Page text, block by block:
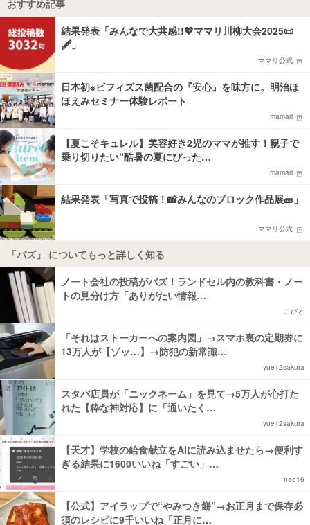
おすすめ記事
結果発表「みんなで大共感!!💖ママリ川柳大会2025📜
🖋️」
ママリ公式
日本初※ビフィズス菌配合の『安心』を味方に。明治ほ
ほえみセミナー体験レポート
mamari
【夏こそキュレル】美容好き2児のママが推す！親子で
乗り切りたい“酷暑の夏にぴった…
mamari
結果発表「写真で投稿！📸みんなのブロック作品展🧱」
ママリ公式
「バズ」 についてもっと詳しく知る
ノート会社の投稿がバズ！ランドセル内の教科書・ノー
トの見分け方「ありがたい情報…
こびと
「それはストーカーへの案内図」→スマホ裏の定期券に
13万人が【ゾッ…】→防犯の新常識…
yue12sakura
スタバ店員が「ニックネーム」を見て→5万人が心打た
れた【粋な神対応】に「通いたく…
yue12sakura
【天才】学校の給食献立をAIに読み込ませたら→便利す
ぎる結果に1600いいね「すごい」…
nao16
【公式】アイラップで“やみつき餅”→お正月まで保存必
須のレシピに9千いいね「正月に…